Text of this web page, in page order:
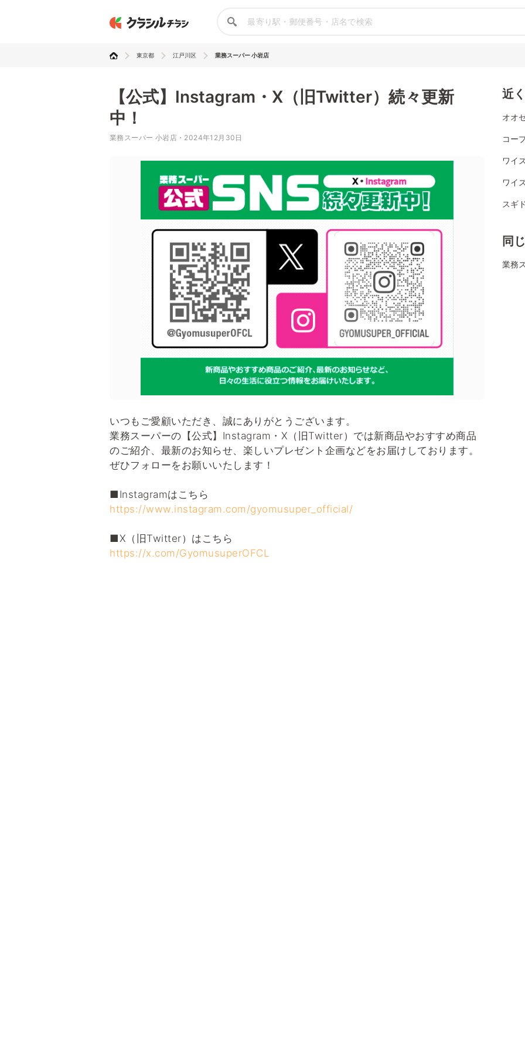
東京都 江戸川区 業務スーパー 小岩店
【公式】Instagram・X（旧Twitter）続々更新
中！
業務スーパー 小岩店・2024年12月30日
いつもご愛顧いただき、誠にありがとうございます。
業務スーパーの【公式】Instagram・X（旧Twitter）では新商品やおすすめ商品
のご紹介、最新のお知らせ、楽しいプレゼント企画などをお届けしております。
ぜひフォローをお願いいたします！
■Instagramはこちら
https://www.instagram.com/gyomusuper_official/
■X（旧Twitter）はこちら
https://x.com/GyomusuperOFCL
近
オオ
コー
ワイ
ワイ
スギ
同
業務